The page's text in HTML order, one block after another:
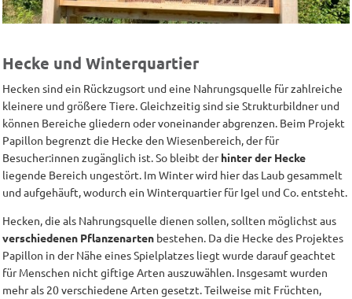
Hecke und Winterquartier
Hecken sind ein Rückzugsort und eine Nahrungsquelle für zahlreiche
kleinere und größere Tiere. Gleichzeitig sind sie Strukturbildner und
können Bereiche gliedern oder voneinander abgrenzen. Beim Projekt
Papillon begrenzt die Hecke den Wiesenbereich, der für
Besucher:innen zugänglich ist. So bleibt derhinter der Hecke
liegende Bereich ungestört. Im Winter wird hier das Laub gesammelt
und aufgehäuft, wodurch ein Winterquartier für Igel und Co. entsteht.
Hecken, die als Nahrungsquelle dienen sollen, sollten möglichst aus
verschiedenen Pflanzenarten bestehen. Da die Hecke des Projektes
Papillon in der Nähe eines Spielplatzes liegt wurde darauf geachtet
für Menschen nicht giftige Arten auszuwählen. Insgesamt wurden
mehr als 20 verschiedene Arten gesetzt. Teilweise mit Früchten,